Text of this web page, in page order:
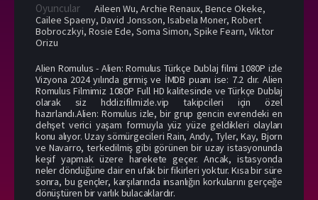
Oyuncular Aileen Wu, Archie Renaux, Bence Okeke,
Cailee Spaeny, David Jonsson, Isabela Moner, Robert
Bobroczkyi, Rosie Ede, Soma Simon, Spike Fearn, Viktor
Orizu
Alien Romulus - Alien: Romulus Türkçe Dublaj filmi 1080P izle
Vizyona 2024 yılında girmiş ve İMDB puanı ise: 7.2 dır. Alien
Romulus Filmimiz 1080P Full HD kalitesinde ve Türkçe Dublaj
olarak siz hddizifilmizle.vip takipcileri için özel
hazırlandı.Alien: Romulus izle, bir grup gencin evrendeki en
dehşet verici yaşam formuyla yüz yüze geldikleri olayları
konu alıyor. Uzay sömürgecileri Rain, Andy, Tyler, Kay, Bjorn
ve Navarro, terkedilmiş gibi görünen bir uzay istasyonunda
keşif yapmak üzere harekete geçer. Ancak, istasyonda
neler döndüğüne dair en ufak bir fikirleri yoktur. Kısa bir süre
sonra, bu gençler, karşılarında insanlığın korkularını gerçeğe
dönüştüren bir varlık bulacaklardır.